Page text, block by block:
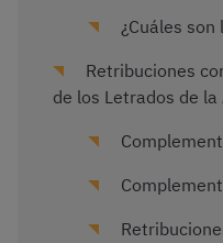
¿Cuáles son
Retribuciones
de los Letrados de